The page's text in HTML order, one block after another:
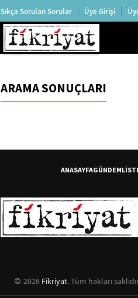
Sıkça Sorulan Sorular Üye Girişi
ARAMA SONUÇLARI
ANASAYFAGÜNDEM
2026 Fikriyat. Tüm hakları